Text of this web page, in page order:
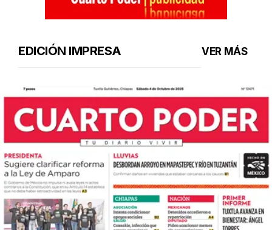
EDICIÓN IMPRESA VER MÁS